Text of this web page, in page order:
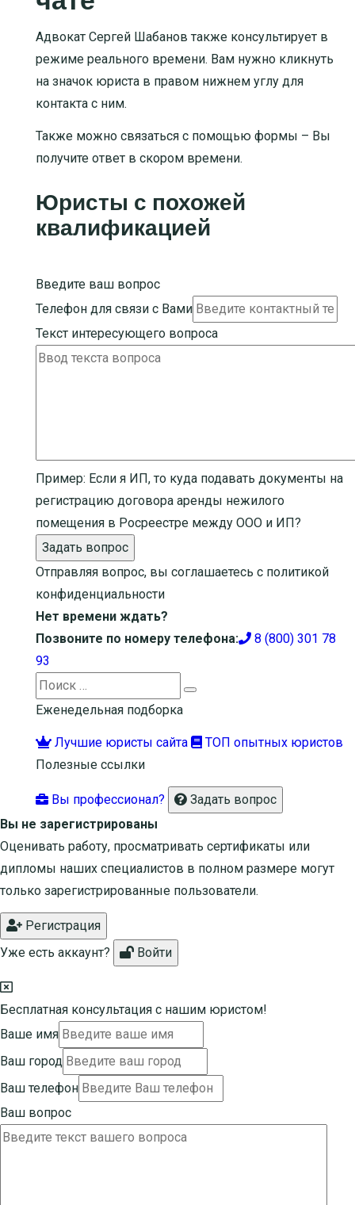
Адвокат Сергей Шабанов также консультирует в
режиме реального времени. Вам нужно кликнуть
на значок юриста в правом нижнем углу для
контакта с ним.
Также можно связаться с помощью формы – Вы
получите ответ в скором времени.
Юристы с похожей
квалификацией
Введите ваш вопрос
Телефон для связи с Вами
Текст интересующего вопроса
Пример: Если я ИП, то куда подавать документы на
регистрацию договора аренды нежилого
помещения в Росреестре между ООО и ИП?
Задать вопрос
Отправляя вопрос, вы соглашаетесь с политикой
конфиденциальности
Нет времени ждать?
Позвоните по номеру телефона:
8 (800) 301 78
93
Search
for:
Еженедельная подборка
Лучшие юристы сайта
ТОП опытных юристов
Полезные ссылки
Вы профессионал?
Задать вопрос
Вы не зарегистрированы
Оценивать работу, просматривать сертификаты или
дипломы наших специалистов в полном размере могут
только зарегистрированные пользователи.
Регистрация
Уже есть аккаунт?
Войти
Бесплатная консультация с нашим юристом!
Ваше имя
Ваш город
Ваш телефон
Ваш вопрос